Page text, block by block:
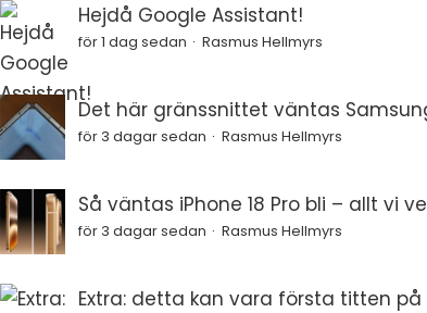
Hejdå Google Assistant!
för 1 dag sedan Rasmus Hellmyrs
Det här gränssnittet väntas
för 3 dagar sedan Rasmus Hellmyrs
Så väntas iPhone 18 Pro bli – allt vi
för 3 dagar sedan Rasmus Hellmyrs
Extra: detta kan vara första titten på